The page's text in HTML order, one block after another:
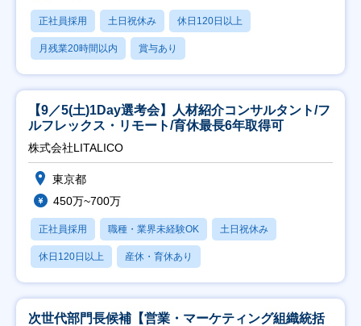
正社員採用 土日祝休み 休日120日以上
月残業20時間以内 賞与あり
【9／5(土)1Day選考会】人材紹介コンサルタント/フ
ルフレックス・リモート/育休最長6年取得可
株式会社LITALICO
東京都
450万~700万
正社員採用 職種・業界未経験OK 土日祝休み
休日120日以上 産休・育休あり
次世代部門長候補【営業・マーケティング組織統括